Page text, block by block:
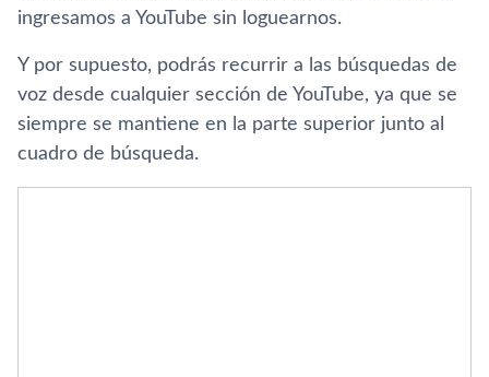
ingresamos a YouTube sin loguearnos.
Y por supuesto, podrás recurrir a las búsquedas de
voz desde cualquier sección de YouTube, ya que se
siempre se mantiene en la parte superior junto al
cuadro de búsqueda.